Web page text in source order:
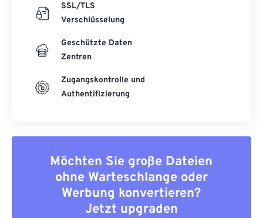
SSL/TLS
Verschlüsselung
Geschützte Daten
Zentren
Zugangskontrolle und
Authentifizierung
Möchten Sie große Dateien
ohne Warteschlange oder
Werbung konvertieren?
Jetzt upgraden